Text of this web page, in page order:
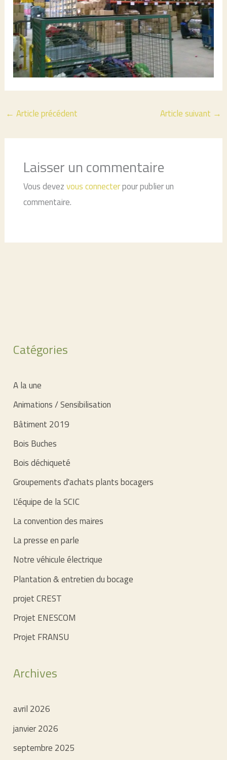
← Article précédent Article suivant →
Laisser un commentaire
Vous devezvous connecterpour publier un
commentaire.
Catégories
A la une
Animations / Sensibilisation
Bâtiment 2019
Bois Buches
Bois déchiqueté
Groupements d'achats plants bocagers
L'équipe de la SCIC
La convention des maires
La presse en parle
Notre véhicule électrique
Plantation & entretien du bocage
projet CREST
Projet ENESCOM
Projet FRANSU
Archives
avril 2026
janvier 2026
septembre 2025